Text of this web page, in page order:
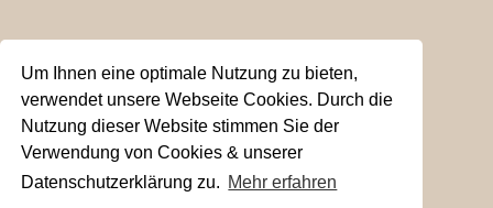
Um Ihnen eine optimale Nutzung zu bieten,
verwendet unsere Webseite Cookies. Durch die
Nutzung dieser Website stimmen Sie der
Verwendung von Cookies & unserer
Datenschutzerklärung zu. Mehr erfahren